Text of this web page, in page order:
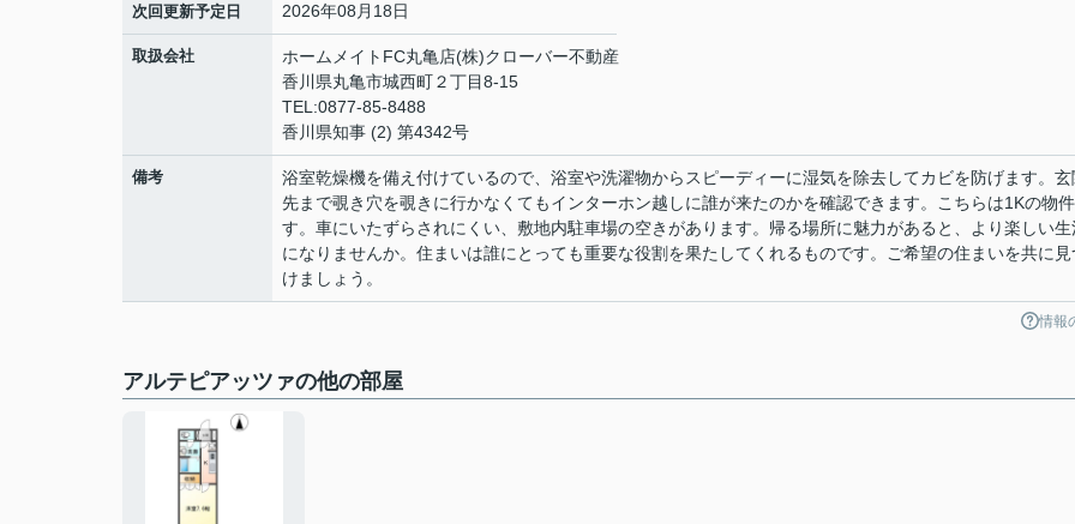
次回更新予定日 2026年08月18日
取扱会社
ホームメイトFC丸亀店(株)クローバー不動産
香川県丸亀市城西町２丁目8-15
TEL:0877-85-8488
香川県知事 (2) 第4342号
備考
浴室乾燥機を備え付けているので、浴室や洗濯物からスピーディーに湿気を除去してカビを防げます。玄
先まで覗き穴を覗きに行かなくてもインターホン越しに誰が来たのかを確認できます。こちらは1Kの物
す。車にいたずらされにくい、敷地内駐車場の空きがあります。帰る場所に魅力があると、より楽しい生
になりませんか。住まいは誰にとっても重要な役割を果たしてくれるものです。ご希望の住まいを共に見
けましょう。
情報
アルテピアッツァの他の部屋